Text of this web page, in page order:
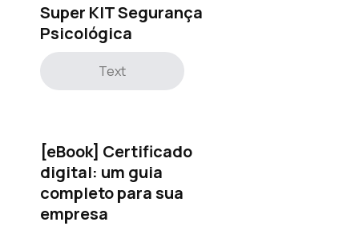
Super KIT Segurança
Psicológica
Text
[eBook] Certificado
digital: um guia
completo para sua
empresa